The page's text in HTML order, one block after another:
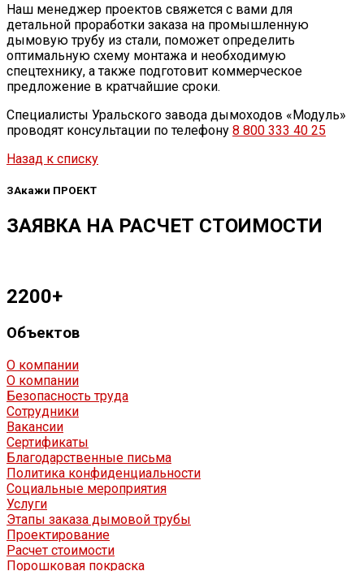
Наш менеджер проектов свяжется с вами для
детальной проработки заказа на промышленную
дымовую трубу из стали, поможет определить
оптимальную схему монтажа и необходимую
спецтехнику, а также подготовит коммерческое
предложение в кратчайшие сроки.
Специалисты Уральского завода дымоходов «Модуль»
проводят консультации по телефону 8 800 333 40 25
Назад к списку
ЗАкажи ПРОЕКТ
ЗАЯВКА НА РАСЧЕТ СТОИМОСТИ
2200+
Объектов
О компании
О компании
Безопасность труда
Сотрудники
Вакансии
Сертификаты
Благодарственные письма
Политика конфиденциальности
Социальные мероприятия
Услуги
Этапы заказа дымовой трубы
Проектирование
Расчет стоимости
Порошковая покраска